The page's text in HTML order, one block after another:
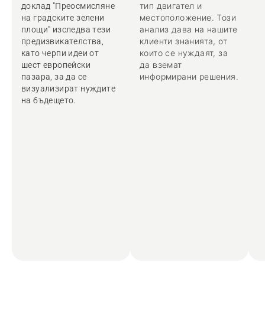
доклад "Преосмисляне
на градските зелени
площи" изследва тези
предизвикателства,
като черпи идеи от
шест европейски
пазара, за да се
визуализират нуждите
на бъдещето.
тип двигател и
местоположение. Този
анализ дава на нашите
клиенти знанията, от
които се нуждаят, за
да вземат
информирани решения.